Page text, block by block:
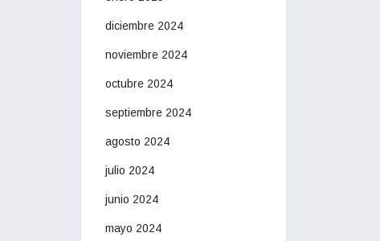
diciembre 2024
noviembre 2024
octubre 2024
septiembre 2024
agosto 2024
julio 2024
junio 2024
mayo 2024